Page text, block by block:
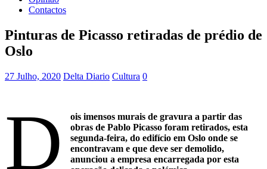
Contactos
Pinturas de Picasso retiradas de prédio de
Oslo
27 Julho, 2020 Delta Diario Cultura 0
D
ois imensos murais de gravura a partir das
obras de Pablo Picasso foram retirados, esta
segunda-feira, do edifício em Oslo onde se
encontravam e que deve ser demolido,
anunciou a empresa encarregada por esta